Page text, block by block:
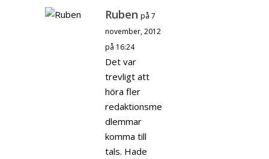
Ruben på 7
november, 2012
på 16:24
Det var
trevligt att
höra fler
redaktionsme
dlemmar
komma till
tals. Hade